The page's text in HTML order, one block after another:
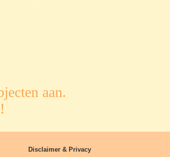
aan.
Disclaimer & Privacy